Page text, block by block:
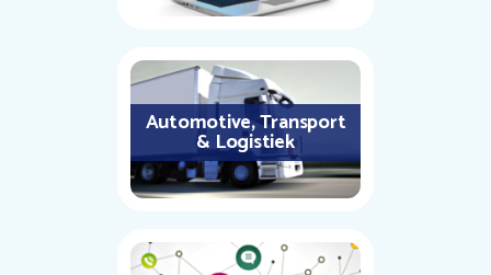
Automotive, Transport
& Logistiek